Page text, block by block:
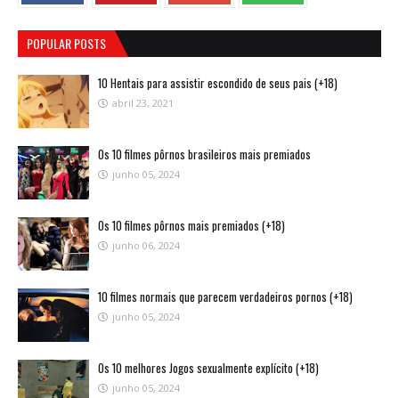
POPULAR POSTS
10 Hentais para assistir escondido de seus pais (+18)
abril 23, 2021
Os 10 filmes pôrnos brasileiros mais premiados
junho 05, 2024
Os 10 filmes pôrnos mais premiados (+18)
junho 06, 2024
10 filmes normais que parecem verdadeiros pornos (+18)
junho 05, 2024
Os 10 melhores Jogos sexualmente explícito (+18)
junho 05, 2024